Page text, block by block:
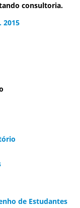
consultoria.
2015
de Estudantes